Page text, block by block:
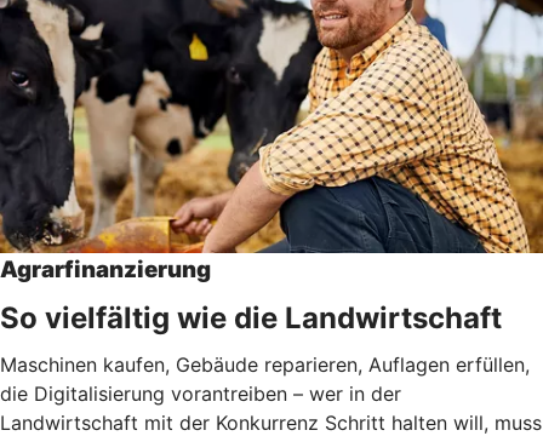
Agrarfinanzierung
So vielfältig wie die Landwirtschaft
Maschinen kaufen, Gebäude reparieren, Auflagen erfüllen,
die Digitalisierung vorantreiben – wer in der
Landwirtschaft mit der Konkurrenz Schritt halten will, muss